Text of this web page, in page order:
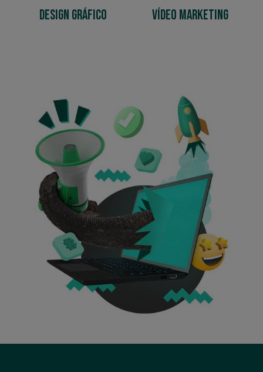
Design Gráfico Vídeo Marketing